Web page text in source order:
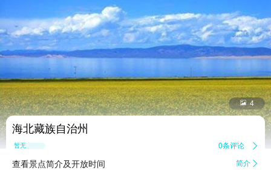
 4
海北藏族自治州
暂无点评 0条评论 
查看景点简介及开放时间 简介 